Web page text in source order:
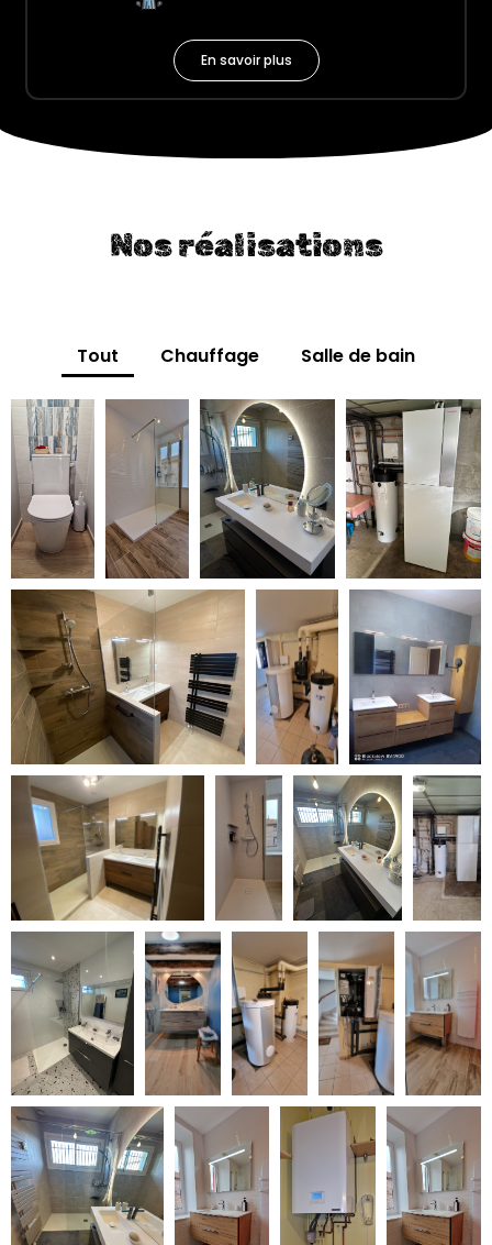
En savoir plus
Nos réalisations
Tout Chauffage Salle de bain